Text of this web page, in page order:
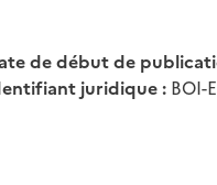
de début de
juridique : BOI-